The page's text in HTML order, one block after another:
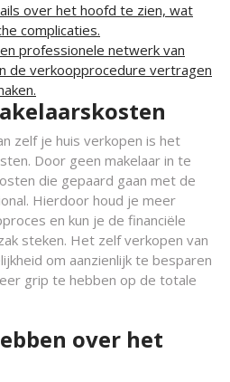
over het hoofd te zien, wat
complicaties.
professionele netwerk van
de verkoopprocedure vertragen
zelf je huis verkopen is het
Door geen makelaar in te
die gepaard gaan met de
Hierdoor houd je meer
en kun je de financiële
steken. Het zelf verkopen van
om aanzienlijk te besparen
grip te hebben op de totale
over het